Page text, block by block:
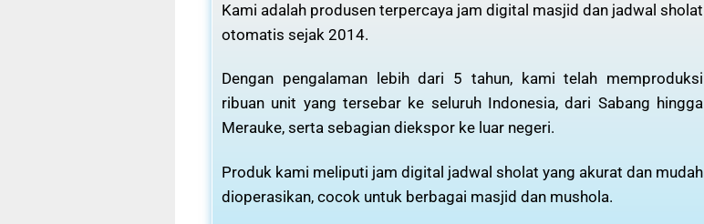
Kami adalah produsen terpercaya jam digital masjid dan jadwal sholat
otomatis sejak 2014.
Dengan pengalaman lebih dari 5 tahun, kami telah memproduksi
ribuan unit yang tersebar ke seluruh Indonesia, dari Sabang hingga
Merauke, serta sebagian diekspor ke luar negeri.
Produk kami meliputi jam digital jadwal sholat yang akurat dan mudah
dioperasikan, cocok untuk berbagai masjid dan mushola.